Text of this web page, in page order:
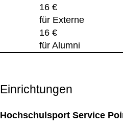
16 €
für Externe
16 €
für Alumni
Einrichtungen
Hochschulsport Service